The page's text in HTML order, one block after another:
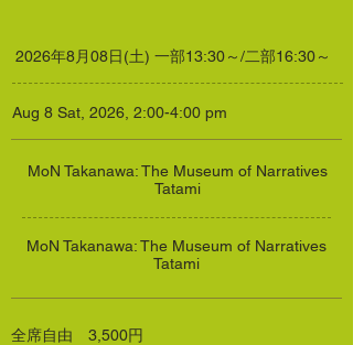
2026年8月08日(土) 一部13:30～/二部16:30～
Aug 8 Sat, 2026, 2:00-4:00 pm
MoN Takanawa: The Museum of Narratives
Tatami
MoN Takanawa: The Museum of Narratives
Tatami
全席自由 3,500円